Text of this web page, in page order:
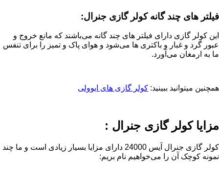
فیلتر های چند گانه کولر گازی جنرال:
این کولر گازی دارای فیلتر های چند گانه می‌باشند که مانع خروج و
عبور گرد و غبار و باکتری ها می‌شود و هوای پاک و تمیز را برای تنفس
ما به ارمغان می‌آورد.
همچنین میتوانید ببینید: کولر گازی های ایوولی
مزایا کولر گازی جنرال :
کولر گازی جنرال آیس 24000 دارای مزایا بسیار زیادی است و ما چند
نمونه کوچک آن را می‌خواهیم نام بریم: